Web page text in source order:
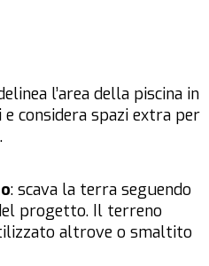
l’area della piscina in
considera spazi extra per
: scava la terra seguendo
progetto. Il terreno
altrove o smaltito